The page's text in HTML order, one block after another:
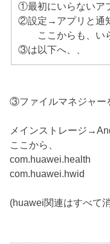
①最初にいらないア
②設定→アプリと通
ここからも、いら
③は以下へ、、
③ファイルマネジャー
メインストレージ
ここから、
com.huawei.health
com.huawei.hwid
(huawei関連はすべて